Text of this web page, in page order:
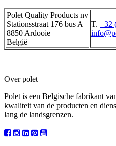
Polet Quality Products nv
Stationsstraat 176 bus A
8850 Ardooie
België
T. +32
Over polet
Polet is een Belgische fabrikant
kwaliteit van de producten en
lang de landsgrenzen.